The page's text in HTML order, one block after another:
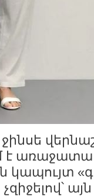
ջինսե
է
կապույտ